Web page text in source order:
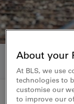
About your
At BLS, we use
technologies to
customise our
to improve our